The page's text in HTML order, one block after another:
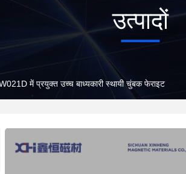
उत्पादों
में प्रयुक्त उच्च बाध्यकारी स्थायी चुंबक फेराइट